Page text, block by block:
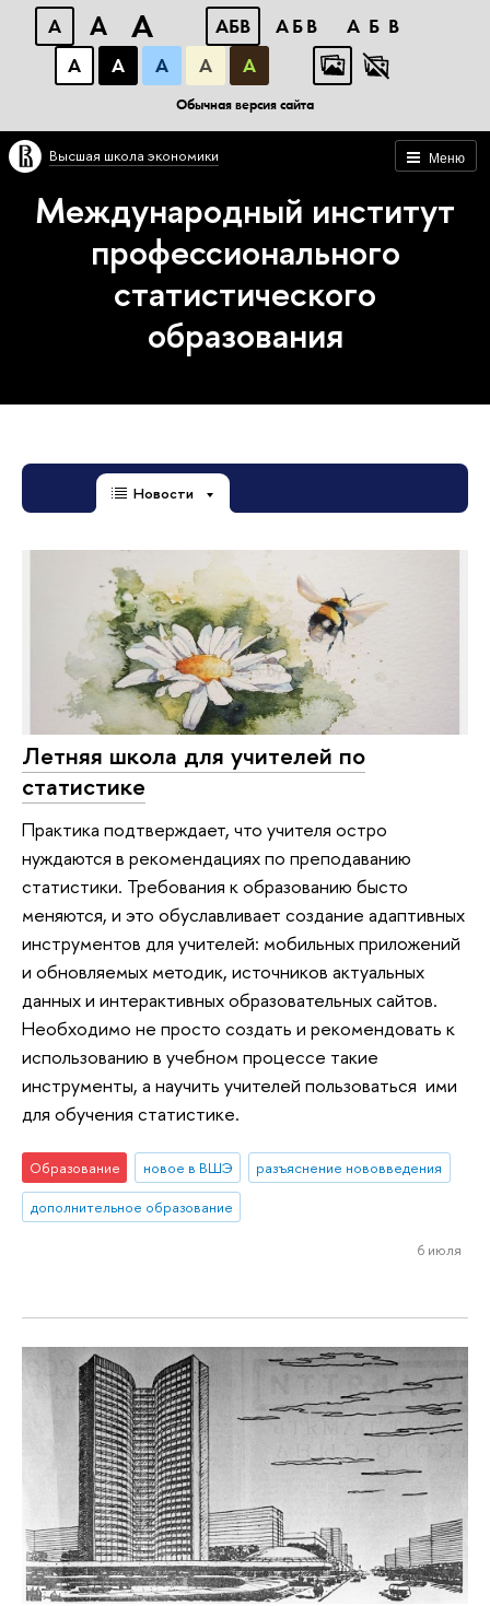
A A A АБВ АБВ
АБВ
А
А А А А
Обычная версия сайта
Меню
Высшая школа экономики
Международный институт
профессионального
статистического
образования
Новости
Летняя школа для учителей по
статистике
Практика подтверждает, что учителя остро
нуждаются в рекомендациях по преподаванию
статистики. Требования к образованию бысто
меняются, и это обуславливает создание адаптивных
инструментов для учителей: мобильных приложений
и обновляемых методик, источников актуальных
данных и интерактивных образовательных сайтов.
Необходимо не просто создать и рекомендовать к
использованию в учебном процессе такие
инструменты, а научить учителей пользоваться ими
для обучения статистике.
Образование новое в ВШЭ
разъяснение нововведения
дополнительное образование
6 июля